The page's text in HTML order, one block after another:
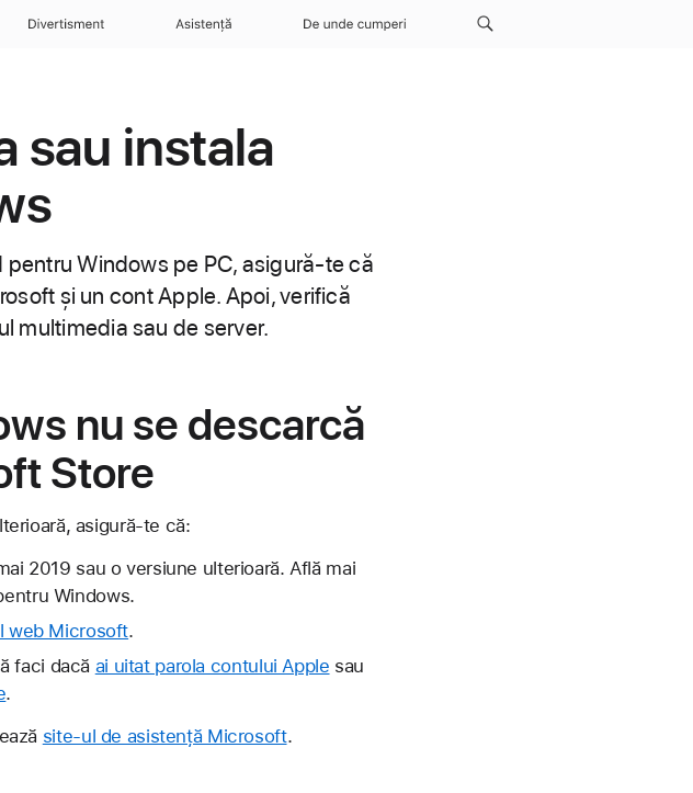
Divertisment Asistență De unde cumperi
sau instala
Windows pe PC, asigură-te că
și un cont Apple. Apoi, verifică
multimedia sau de server.
nu se descarcă
Store
asigură-te că:
2019 sau o versiune ulterioară. Află mai
Windows.
web Microsoft.
faci dacă ai uitat parola contului Apple sau
.
site-ul de asistență Microsoft.